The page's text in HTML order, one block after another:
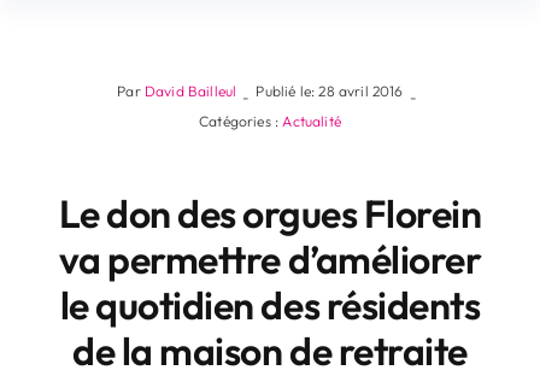
David Bailleul
Interviews
Vidéothèque
Par David Bailleul - Publié le: 28 avril 2016 -
Catégories :Actualité
Le don des orgues Florein
va permettre d’améliorer
le quotidien des résidents
de la maison de retraite